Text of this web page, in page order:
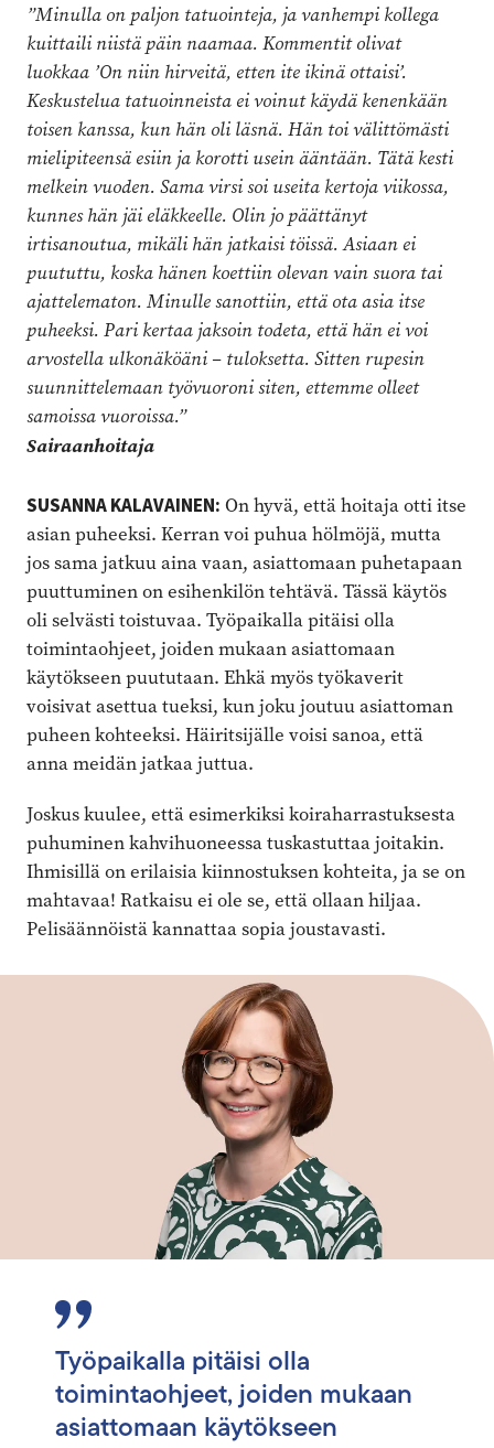
”Minulla on paljon tatuointeja, ja vanhempi kollega
kuittaili niistä päin naamaa. Kommentit olivat
luokkaa ’On niin hirveitä, etten ite ikinä ottaisi’.
Keskustelua tatuoinneista ei voinut käydä kenenkään
toisen kanssa, kun hän oli läsnä. Hän toi välittömästi
mielipiteensä esiin ja korotti usein ääntään. Tätä kesti
melkein vuoden. Sama virsi soi useita kertoja viikossa,
kunnes hän jäi eläkkeelle. Olin jo päättänyt
irtisanoutua, mikäli hän jatkaisi töissä. Asiaan ei
puututtu, koska hänen koettiin olevan vain suora tai
ajattelematon. Minulle sanottiin, että ota asia itse
puheeksi. Pari kertaa jaksoin todeta, että hän ei voi
arvostella ulkonäköäni – tuloksetta. Sitten rupesin
suunnittelemaan työvuoroni siten, ettemme olleet
samoissa vuoroissa.”
Sairaanhoitaja
SUSANNA KALAVAINEN: On hyvä, että hoitaja otti itse
asian puheeksi. Kerran voi puhua hölmöjä, mutta
jos sama jatkuu aina vaan, asiattomaan puhetapaan
puuttuminen on esihenkilön tehtävä. Tässä käytös
oli selvästi toistuvaa. Työpaikalla pitäisi olla
toimintaohjeet, joiden mukaan asiattomaan
käytökseen puututaan. Ehkä myös työkaverit
voisivat asettua tueksi, kun joku joutuu asiattoman
puheen kohteeksi. Häiritsijälle voisi sanoa, että
anna meidän jatkaa juttua.
Joskus kuulee, että esimerkiksi koiraharrastuksesta
puhuminen kahvihuoneessa tuskastuttaa joitakin.
Ihmisillä on erilaisia kiinnostuksen kohteita, ja se on
mahtavaa! Ratkaisu ei ole se, että ollaan hiljaa.
Pelisäännöistä kannattaa sopia joustavasti.
Työpaikalla pitäisi olla
toimintaohjeet, joiden mukaan
asiattomaan käytökseen